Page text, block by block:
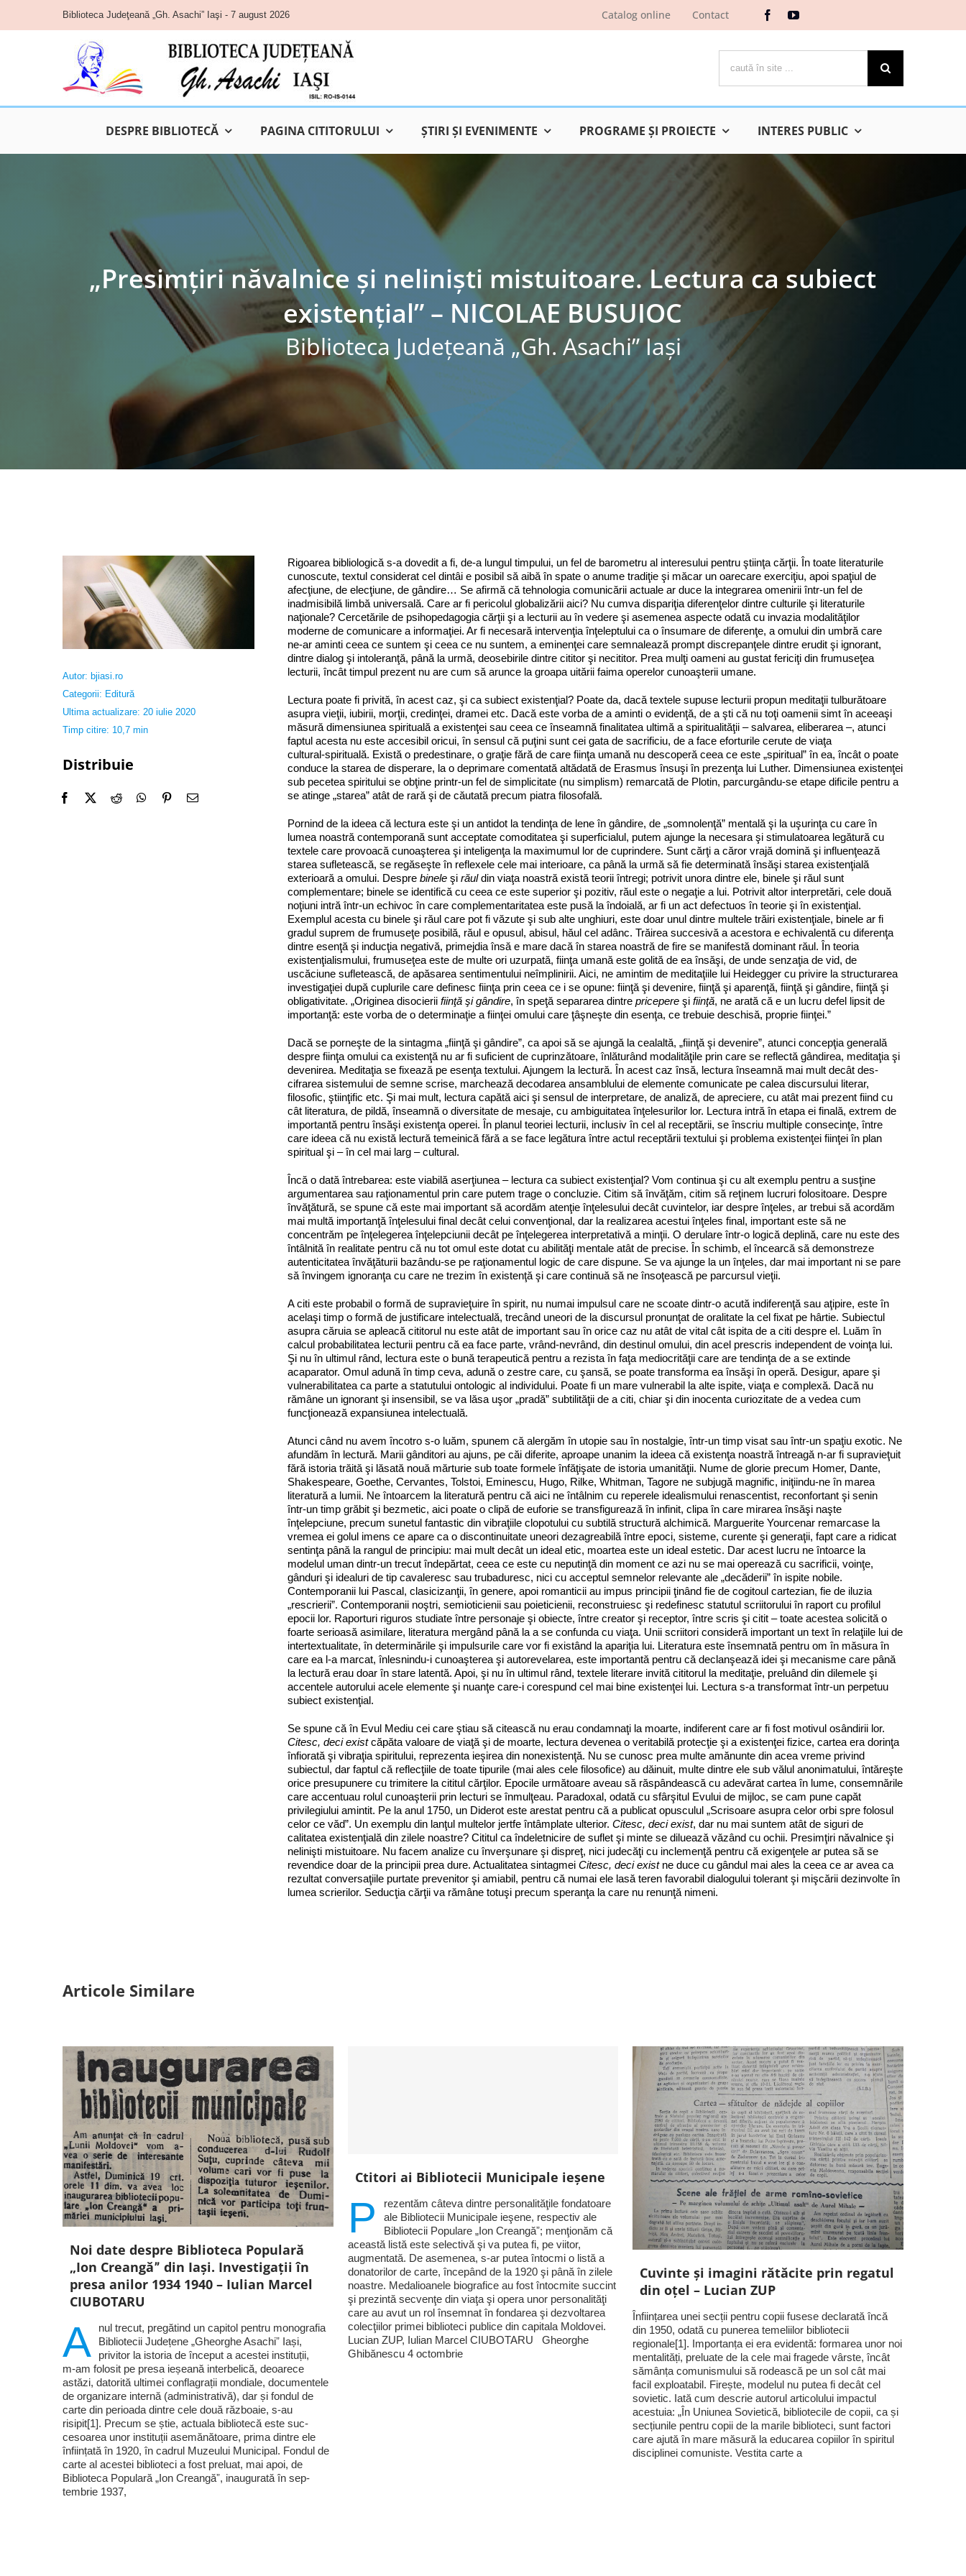
content
Biblioteca Judeţeană „Gh. Asachi” Iaşi - 7 august 2026 Catalog online Contact
DESPRE BIBLIOTECĂ PAGINA CITITORULUI ŞTIRI ŞI EVENIMENTE PROGRAME ŞI PROIECTE INTERES PUBLIC
„Presimţiri năvalnice şi nelinişti mistuitoare. Lectura ca subiect
existenţial” – NICOLAE BUSUIOC
Biblioteca Judeţeană „Gh. Asachi” Iaşi
Autor: bjiasi.ro
Categorii: Editură
Ultima actualizare: 20 iulie 2020
Timp citire: 10,7 min
Distribuie
Rigoarea bibliologică s‑a dovedit a fi, de‑a lungul timpului, un fel de barometru al interesului pentru ştiinţa cărţii. În toate literaturile
cunoscute, textul considerat cel dintâi e posibil să aibă în spate o anume tradiţie şi măcar un oa­recare exerciţiu, apoi spaţiul de
afecţiune, de elecţiune, de gândire… Se afirmă că tehnologia comunicării actuale ar duce la integrarea omenirii într‑un fel de
inadmisibilă limbă universală. Care ar fi pericolul globalizării aici? Nu cumva dispariţia diferenţelor dintre culturile şi literaturile
naţionale? Cercetările de psihopedagogia cărţii şi a lecturii au în vedere şi asemenea aspecte odată cu invazia modalităţilor
moderne de comunicare a informaţiei. Ar fi necesară intervenţia înţeleptului ca o însumare de diferenţe, a omului din umbră care
ne‑ar aminti ceea ce suntem şi ceea ce nu suntem, a eminenţei care semnalează prompt discrepanţele dintre erudit şi ignorant,
dintre dialog şi intoleranţă, până la urmă, deosebirile dintre cititor şi necititor. Prea mulţi oameni au gustat fericiţi din frumuseţea
lecturii, încât timpul prezent nu are cum să arunce la groapa uitării faima operelor cunoaşterii umane.
Lectura poate fi privită, în acest caz, şi ca subiect existenţial? Poate da, dacă textele supuse lecturii propun meditaţii tulburătoare
asupra vieţii, iubirii, morţii, credinţei, dramei etc. Dacă este vorba de a aminti o evidenţă, de a şti că nu toţi oamenii simt în aceeaşi
măsură dimensiunea spirituală a existenţei sau ceea ce înseamnă finalitatea ultimă a spiritualităţii – salvarea, eliberarea –, atunci
faptul acesta nu este accesibil oricui, în sensul că puţini sunt cei gata de sacrificiu, de a face eforturile cerute de viaţa
cultural‑spirituală. Există o predestinare, o graţie fără de care fiinţa umană nu descoperă ceea ce este „spiritual” în ea, încât o poate
conduce la starea de disperare, la o deprimare comentată altădată de Erasmus însuşi în prezenţa lui Luther. Dimensiunea existenţei
sub pecetea spiritului se obţine printr‑un fel de simplicitate (nu simplism) re­mar­cată de Plotin, parcurgându‑se etape dificile pentru a
se atinge „starea” atât de rară şi de căutată precum piatra filosofală.
Pornind de la ideea că lectura este şi un antidot la tendinţa de lene în gândire, de „somnolenţă” mentală şi la uşurinţa cu care în
lumea noastră contemporană sunt acceptate comoditatea şi superficialul, putem ajunge la necesa­ra şi stimulatoarea legătură cu
textele care provoacă cunoaşterea şi inteli­gen­ţa la ma­ximumul lor de cuprindere. Sunt cărţi a căror vrajă domină şi influenţează
starea sufletească, se regăseşte în reflexele cele mai interioare, ca până la urmă să fie determinată însăşi starea existenţială
exterioară a omului. Desprebinele şirăuldin viaţa noastră există teorii întregi; potrivit unora dintre ele, bi­nele şi răul sunt
complementare; binele se identifică cu ceea ce este superior şi pozitiv, răul este o negaţie a lui. Potrivit altor interpretări, cele două
noţiuni in­tră într‑un echivoc în care complementaritatea este pusă la îndoială, ar fi un act defectuos în teorie şi în existenţial.
Exemplul acesta cu binele şi răul care pot fi văzute şi sub alte unghiuri, este doar unul dintre multele trăiri existenţiale, binele ar fi
gradul suprem de frumuseţe posibilă, răul e opusul, abisul, hăul cel adânc. Trăirea succesivă a acestora e echivalentă cu diferenţa
dintre esenţă şi inducţia negativă, primejdia însă e mare dacă în starea noastră de fire se ma­­nifestă dominant răul. În teoria
existenţialismului, frumuseţea este de multe ori uzurpată, fiinţa umană este golită de ea însăşi, de unde senzaţia de vid, de
uscăciune sufletească, de apăsarea sentimentului neîmplinirii. Aici, ne amin­tim de meditaţiile lui Heidegger cu privire la structurarea
investigaţiei du­pă cuplurile care definesc fiinţa prin ceea ce i se opune: fiinţă şi devenire, fiinţă şi apa­renţă, fiinţă şi gândire, fiinţă şi
obligativitate. „Originea disocieriifiinţă şi gândire, în speţă separarea dintrepricepere şifiinţă, ne arată că e un lucru defel lipsit de
importanţă: este vorba de o determinaţie a fiinţei omului care ţâşneşte din esenţa, ce trebuie deschisă, proprie fiinţei.”
Dacă se porneşte de la sintagma „fiinţă şi gândire”, ca apoi să se ajungă la cealaltă, „fiinţă şi devenire”, atunci concepţia generală
despre fiinţa omului ca existenţă nu ar fi suficient de cuprinzătoare, înlăturând modalităţile prin care se reflectă gândirea, meditaţia şi
devenirea. Meditaţia se fixează pe esenţa textului. Ajungem la lectură. În acest caz însă, lectura înseamnă mai mult decât des­
cifrarea sistemului de semne scrise, marchează decodarea ansamblului de elemente comunicate pe calea discursului literar,
filosofic, ştiinţific etc. Şi mai mult, lectura capătă aici şi sensul de interpretare, de analiză, de apreciere, cu atât mai prezent fiind cu
cât literatura, de pildă, înseamnă o diversitate de mesaje, cu ambiguitatea înţelesurilor lor. Lectura intră în etapa ei finală, extrem de
importantă pentru însăşi existenţa operei. În planul teoriei lecturii, inclusiv în cel al receptării, se înscriu multiple consecinţe, între
care ideea că nu există lectură temeinică fără a se face legătura între actul receptării textului şi problema existenţei fiinţei în plan
spiritual şi – în cel mai larg – cultural.
Încă o dată întrebarea: este viabilă aserţiunea – lectura ca subiect existenţial? Vom continua şi cu alt exemplu pentru a susţine
argumentarea sau raţionamentul prin care putem trage o concluzie. Citim să învăţăm, citim să reţinem lucruri folositoare. Despre
învăţătură, se spune că este mai important să acordăm atenţie înţelesului decât cuvintelor, iar despre înţeles, ar trebui să acordăm
mai multă importanţă înţelesului final decât celui convenţional, dar la realizarea acestui înţeles final, important este să ne
concentrăm pe înţelegerea înţelepciunii decât pe înţelegerea interpretativă a minţii. O derulare într‑o logică deplină, care nu este des
întâlnită în realitate pentru că nu tot omul este dotat cu abilităţi mentale atât de precise. În schimb, el încearcă să demonstreze
autenticitatea învăţăturii bazându‑se pe raţionamentul logic de care dispune. Se va ajunge la un înţeles, dar mai important ni se pare
să învingem igno­ran­ţa cu care ne trezim în existenţă şi care continuă să ne însoţească pe par­cursul vieţii.
A citi este probabil o formă de supravieţuire în spirit, nu numai impulsul care ne scoate dintr‑o acută indiferenţă sau aţipire, este în
acelaşi timp o formă de justificare intelectuală, trecând uneori de la discursul pronunţat de oralitate la cel fixat pe hârtie. Subiectul
asupra căruia se apleacă cititorul nu este atât de important sau în orice caz nu atât de vital cât ispita de a citi despre el. Luăm în
calcul probabilitatea lecturii pentru că ea face parte, vrând‑nevrând, din destinul omului, din acel prescris independent de voinţa lui.
Şi nu în ultimul rând, lectura este o bună terapeutică pentru a rezista în faţa mediocrităţii care are tendinţa de a se extinde
acaparator. Omul adună în timp ceva, adună o zestre care, cu şansă, se poate transforma ea însăşi în operă. Desigur, apare şi
vulnerabilitatea ca parte a statutului ontologic al individului. Poate fi un mare vulnerabil la alte ispite, viaţa e complexă. Dacă nu
rămâne un ignorant şi insen­sibil, se va lăsa uşor „pradă” subtilităţii de a citi, chiar şi din inocenta curiozitate de a vedea cum
funcţionează expansiunea intelectuală.
Atunci când nu avem încotro s‑o luăm, spunem că alergăm în utopie sau în nostalgie, într‑un timp visat sau într‑un spaţiu exotic. Ne
afundăm în lectură. Marii gânditori au ajuns, pe căi diferite, aproape unanim la ideea că existenţa noastră întreagă n‑ar fi supravieţuit
fără istoria trăită şi lăsată nouă mărturie sub toate formele înfăţişate de istoria umanităţii. Nume de glorie precum Homer, Dante,
Shakespeare, Goethe, Cervantes, Tolstoi, Eminescu, Hugo, Rilke, Whit­man, Tagore ne subjugă magnific, iniţiindu‑ne în marea
literatură a lumii. Ne întoarcem la literatură pentru că aici ne întâlnim cu reperele idealismului renascentist, reconfortant şi senin
într‑un timp grăbit şi bezmetic, aici poate o clipă de euforie se transfigurează în infinit, clipa în care mirarea însăşi naşte
înţelepciune, precum sunetul fantastic din vibraţiile clopotului cu subtilă struc­­tură alchimică. Marguerite Yourcenar remarcase la
vremea ei golul imens ce apare ca o discontinuitate uneori dezagreabilă între epoci, sisteme, curente şi generaţii, fapt care a ridicat
sentinţa până la rangul de principiu: mai mult de­­cât un ideal etic, moartea este un ideal estetic. Dar acest lucru ne întoarce la
modelul uman dintr‑un trecut îndepărtat, ceea ce este cu neputinţă din moment ce azi nu se mai operează cu sacrificii, voinţe,
gânduri şi idealuri de tip cavaleresc sau trubaduresc, nici cu acceptul semnelor relevante ale „decăderii” în ispite nobile.
Contemporanii lui Pascal, clasicizanţii, în genere, apoi romanticii au impus principii ţinând fie de cogitoul cartezian, fie de iluzia
„rescrierii”. Contemporanii noştri, semioticienii sau poieticienii, reconstruiesc şi redefinesc statutul scriitorului în raport cu profilul
epocii lor. Raporturi riguros stu­diate între personaje şi obiecte, între creator şi receptor, între scris şi citit – toate acestea solicită o
foarte serioasă asimilare, literatura mergând până la a se confunda cu viaţa. Unii scriitori consideră important un text în relaţiile lui de
intertextualitate, în determinările şi impulsurile care vor fi existând la apari­ţia lui. Literatura este însemnată pentru om în măsura în
care ea l‑a marcat, înlesnindu‑i cunoaşterea şi autorevelarea, este importantă pentru că declanşează idei şi mecanisme care până
la lectură erau doar în stare latentă. Apoi, şi nu în ultimul rând, textele literare invită cititorul la meditaţie, preluând din dilemele şi
accentele autorului acele elemente şi nuanţe care‑i corespund cel mai bine existenţei lui. Lectura s‑a transformat într‑un perpetuu
subiect existenţial.
Se spune că în Evul Mediu cei care ştiau să citească nu erau condamnaţi la moarte, indiferent care ar fi fost motivul osândirii lor.
Citesc, deci existcăpăta va­loare de viaţă şi de moarte, lectura devenea o veritabilă protecţie şi a existen­ţei fizice, cartea era dorinţa
înfiorată şi vibraţia spiritului, reprezenta ieşirea din nonexistenţă. Nu se cunosc prea multe amănunte din acea vreme pri­vind
subiectul, dar faptul că reflecţiile de toate tipurile (mai ales cele filoso­fi­ce) au dăinuit, multe dintre ele sub vălul anonimatului, întăreşte
orice presu­pu­nere cu trimitere la cititul cărţilor. Epocile următoare aveau să răspân­deas­că cu adevărat cartea în lume, consemnările
care accentuau rolul cunoaşterii prin lecturi se înmulţeau. Paradoxal, odată cu sfârşitul Evului de mijloc, se cam pune capăt
privilegiului amintit. Pe la anul 1750, un Diderot este arestat pentru că a publicat opusculul „Scrisoare asupra celor orbi spre folosul
celor ce văd”. Un exemplu din lanţul multelor jertfe întâmplate ulterior.Citesc, deci exist, dar nu mai suntem atât de siguri de
calitatea existenţială din zilele noastre? Cititul ca îndeletnicire de suflet şi minte se diluează văzând cu ochii. Presimţiri năvalnice şi
nelinişti mistuitoare. Nu facem analize cu înverşunare şi dis­preţ, nici judecăţi cu inclemenţă pentru că exigenţele ar putea să se
revendice doar de la principii prea dure. Actualitatea sintagmeiCitesc, deci existne duce cu gândul mai ales la ceea ce ar avea ca
rezultat conversaţiile purtate pre­venitor şi amiabil, pentru că numai ele lasă teren favorabil dialogului tolerant şi mişcării dezinvolte în
lumea scrierilor. Seducţia cărţii va rămâne totuşi precum speranţa la care nu renunţă nimeni.
Articole Similare
Noi date despre Biblioteca Populară
„Ion Creangăˮ din Iași. Investigații în
presa anilor 1934 1940 – Iulian Marcel
CIUBOTARU
A
nul trecut, pregătind un capitol pentru monografia
Bibliotecii Jude­țe­ne „Gheorghe Asachiˮ Iași,
privitor la is­toria de început a acestei instituții,
m‑am folosit pe presa ieșeană inter­be­li­că, deoarece
astăzi, datorită ultimei confla­gra­ții mondiale, documentele
de or­ga­ni­zare internă (administrativă), dar și fondul de
carte din perioada din­tre cele două războaie, s‑au
risipit[1]. Precum se știe, actuala bibliotecă este suc­
cesoa­rea unor instituții asemă­nă­toa­re, pri­ma dintre ele
înființată în 1920, în cadrul Muzeului Municipal. Fon­dul de
carte al acestei biblioteci a fost preluat, mai apoi, de
Biblioteca Popu­lară „Ion Creangăˮ, inaugurată în sep­
tembrie 1937,
Ctitori ai Bibliotecii Municipale ieşene
P
rezentăm câteva dintre personalităţile fondatoare
ale Bibliotecii Municipale ieşene, respectiv ale
Bibliotecii Populare „Ion Creangăˮ; menţionăm că
această listă este selectivă şi va putea fi, pe viitor,
augmentată. De asemenea, s-ar putea întocmi o listă a
donatorilor de carte, începând de la 1920 şi până în zilele
noastre. Medalioanele biografice au fost întocmite succint
şi prezintă secvenţe din viaţa şi opera unor personalităţi
care au avut un rol însemnat în fondarea şi dezvoltarea
colecţiilor primei biblioteci publice din capitala Moldovei.
Lucian ZUP, Iulian Marcel CIUBOTARU Gheorghe
Ghibănescu 4 octombrie
Cuvinte și imagini rătăcite prin regatul
din oțel – Lucian ZUP
Înființarea unei secții pentru copii fusese declarată încă
din 1950, odată cu punerea temeliilor bibliotecii
regionale[1]. Importanța ei era evidentă: formarea unor noi
mentalități, preluate de la cele mai fragede vârste, încât
sămânța comunismului să rodească pe un sol cât mai
facil exploatabil. Firește, modelul nu putea fi decât cel
sovietic. Iată cum descrie autorul articolului impactul
acestuia: „În Uniunea Sovietică, bibliotecile de copii, ca și
secțiunile pentru copii de la marile biblioteci, sunt factori
care ajută în mare măsură la educarea copiilor în spiritul
disciplinei comuniste. Vestita carte a